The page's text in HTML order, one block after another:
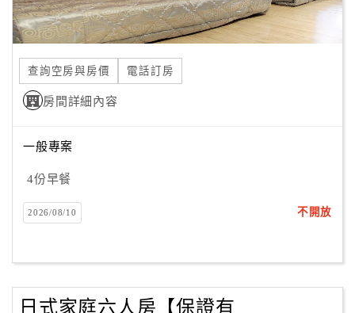
提
案
飯
店
作
廠
商
查詢空房與房價 電話訂房
房間詳細內容
一般專案
4份早餐
2026/08/10 不開放
日式家庭六人房【保證有